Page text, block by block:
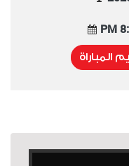
المباراة